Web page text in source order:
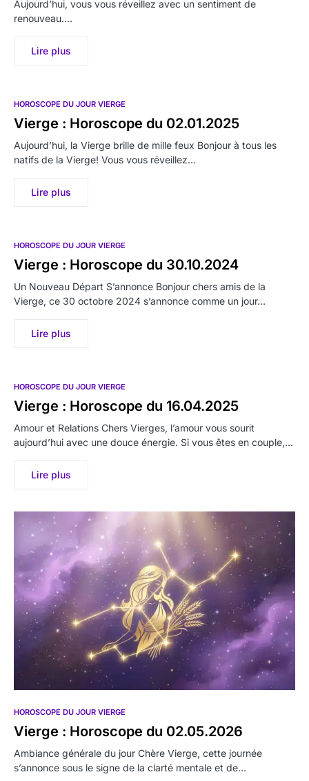
Aujourd’hui, vous vous réveillez avec un sentiment de
renouveau.…
Lire plus
HOROSCOPE DU JOUR VIERGE
Vierge : Horoscope du 02.01.2025
Aujourd’hui, la Vierge brille de mille feux Bonjour à tous les
natifs de la Vierge! Vous vous réveillez…
Lire plus
HOROSCOPE DU JOUR VIERGE
Vierge : Horoscope du 30.10.2024
Un Nouveau Départ S’annonce Bonjour chers amis de la
Vierge, ce 30 octobre 2024 s’annonce comme un jour…
Lire plus
HOROSCOPE DU JOUR VIERGE
Vierge : Horoscope du 16.04.2025
Amour et Relations Chers Vierges, l’amour vous sourit
aujourd’hui avec une douce énergie. Si vous êtes en couple,…
Lire plus
HOROSCOPE DU JOUR VIERGE
Vierge : Horoscope du 02.05.2026
Ambiance générale du jour Chère Vierge, cette journée
s’annonce sous le signe de la clarté mentale et de…